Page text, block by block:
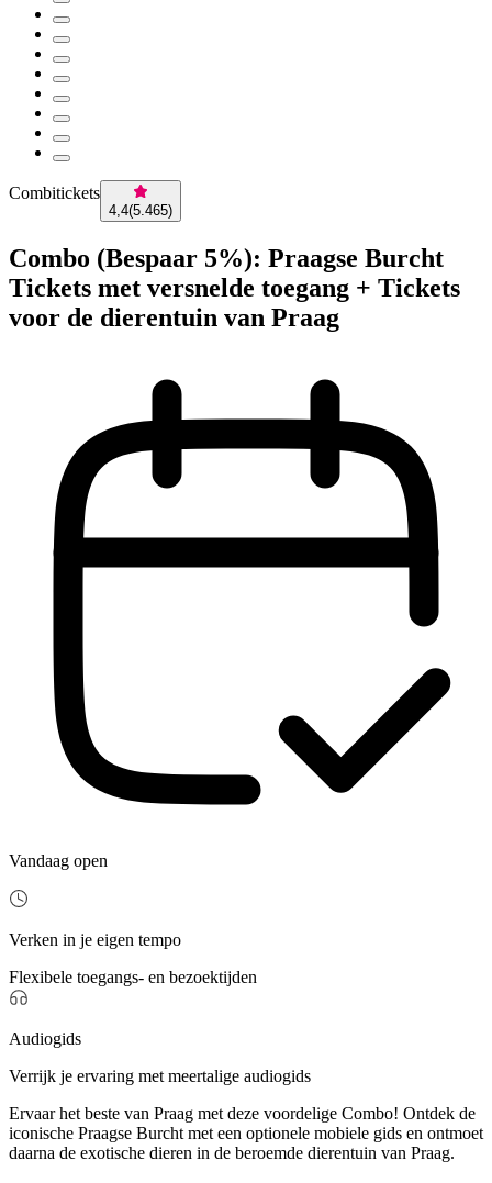
Combitickets
4,4(5.465)
Combo (Bespaar 5%): Praagse Burcht
Tickets met versnelde toegang + Tickets
voor de dierentuin van Praag
Vandaag open
Verken in je eigen tempo
Flexibele toegangs- en bezoektijden
Audiogids
Verrijk je ervaring met meertalige audiogids
Ervaar het beste van Praag met deze voordelige Combo! Ontdek de
iconische Praagse Burcht met een optionele mobiele gids en ontmoet
daarna de exotische dieren in de beroemde dierentuin van Praag.